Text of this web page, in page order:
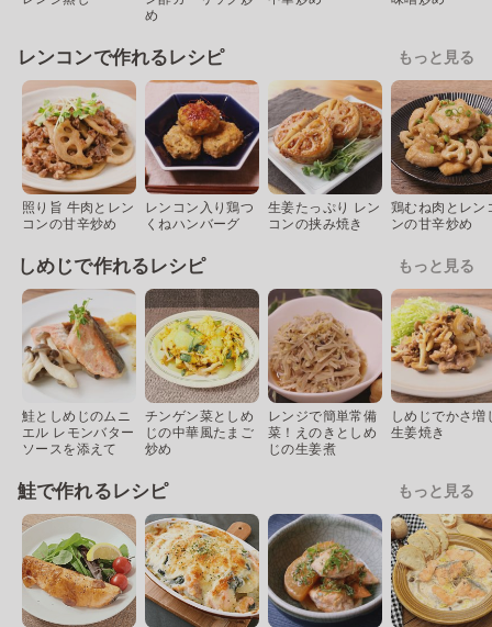
め
レンコンで作れるレシピ もっと見る
照り旨 牛肉とレン
コンの甘辛炒め
レンコン入り鶏つ
くねハンバーグ
生姜たっぷり レン
コンの挟み焼き
鶏むね肉とレン
ンの甘辛炒め
しめじで作れるレシピ もっと見る
鮭としめじのムニ
エル レモンバター
ソースを添えて
チンゲン菜としめ
じの中華風たまご
炒め
レンジで簡単常備
菜！えのきとしめ
じの生姜煮
しめじでかさ増
生姜焼き
鮭で作れるレシピ もっと見る